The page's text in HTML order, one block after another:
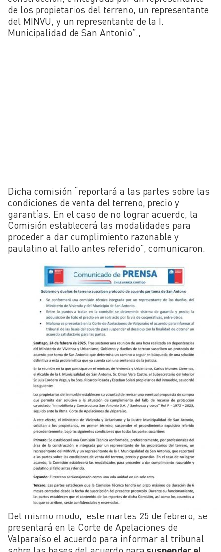
de los propietarios del terreno, un representante
del MINVU, y un representante de la I.
Municipalidad de San Antonio”.,
Dicha comisión “reportará a las partes sobre las
condiciones de venta del terreno, precio y
garantías. En el caso de no lograr acuerdo, la
Comisión establecerá las modalidades para
proceder a dar cumplimiento razonable y
paulatino al fallo antes referido”, comunicaron.
Del mismo modo, este martes 25 de febrero, se
presentará en la Corte de Apelaciones de
Valparaíso el acuerdo para informar al tribunal
sobre las bases del acuerdo para suspender el